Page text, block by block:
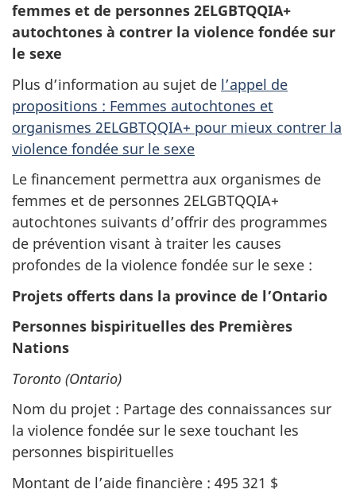
femmes et de personnes 2ELGBTQQIA+
autochtones à contrer la violence fondée sur
le sexe
Plus d’information au sujet de l’appel de
propositions : Femmes autochtones et
organismes 2ELGBTQQIA+ pour mieux contrer la
violence fondée sur le sexe
Le financement permettra aux organismes de
femmes et de personnes 2ELGBTQQIA+
autochtones suivants d’offrir des programmes
de prévention visant à traiter les causes
profondes de la violence fondée sur le sexe :
Projets offerts dans la province de l’Ontario
Personnes bispirituelles des Premières
Nations
Toronto (Ontario)
Nom du projet : Partage des connaissances sur
la violence fondée sur le sexe touchant les
personnes bispirituelles
Montant de l’aide financière : 495 321 $